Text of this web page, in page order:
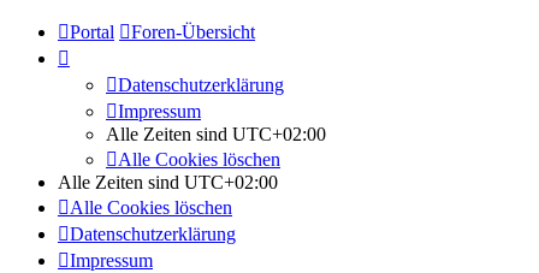
Portal Foren-Übersicht
Datenschutzerklärung
Impressum
Alle Zeiten sind UTC+02:00
Alle Cookies löschen
Alle Zeiten sind UTC+02:00
Alle Cookies löschen
Datenschutzerklärung
Impressum